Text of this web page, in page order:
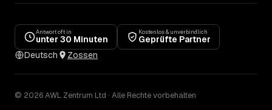
Antwort oft in
unter 30 Minuten
Kostenlos & unverbindlich
Geprüfte Partner
Deutsch
Zossen
© 2026 AWL Zentrum Ltd · Alle Rechte vorbehalten